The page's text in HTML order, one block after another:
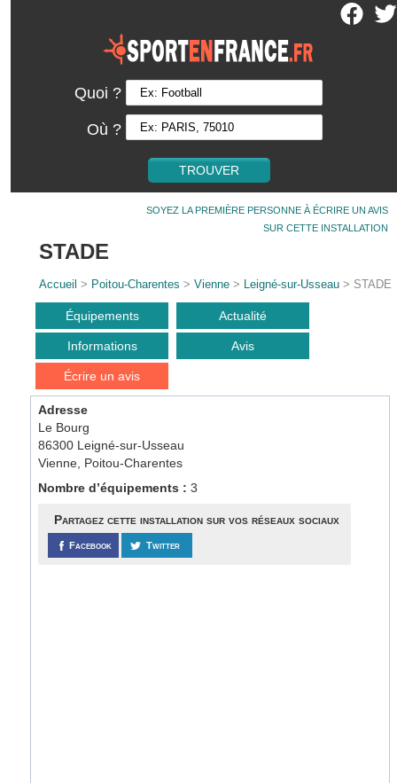
Quoi ?
Où ?
SOYEZ LA PREMIÈRE PERSONNE À ÉCRIRE UN AVIS
SUR CETTE INSTALLATION
STADE
Accueil > Poitou-Charentes >Vienne > Leigné-sur-Usseau > STADE
Équipements Actualité
Informations Avis
Écrire un avis
Adresse
Le Bourg
86300 Leigné-sur-Usseau
Vienne, Poitou-Charentes
Nombre d’équipements :3
Partagez cette installation sur vos réseaux sociaux
Facebook Twitter